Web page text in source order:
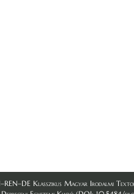
Klasszikus Magyar Irodalmi